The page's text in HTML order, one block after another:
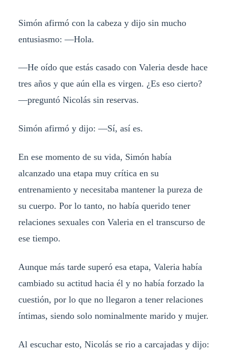
Simón afirmó con la cabeza y dijo sin mucho
entusiasmo: —Hola.
—He oído que estás casado con Valeria desde hace
tres años y que aún ella es virgen. ¿Es eso cierto?
—preguntó Nicolás sin reservas.
Simón afirmó y dijo: —Sí, así es.
En ese momento de su vida, Simón había
alcanzado una etapa muy crítica en su
entrenamiento y necesitaba mantener la pureza de
su cuerpo. Por lo tanto, no había querido tener
relaciones sexuales con Valeria en el transcurso de
ese tiempo.
Aunque más tarde superó esa etapa, Valeria había
cambiado su actitud hacia él y no había forzado la
cuestión, por lo que no llegaron a tener relaciones
íntimas, siendo solo nominalmente marido y mujer.
Al escuchar esto, Nicolás se rio a carcajadas y dijo: